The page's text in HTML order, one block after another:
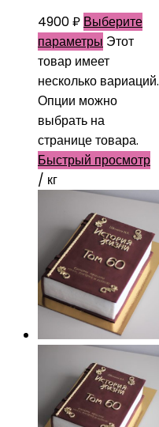
4900₽ Выберите
параметры Этот
товар имеет
несколько вариаций.
Опции можно
выбрать на
странице товара.
Быстрый просмотр
/ кг